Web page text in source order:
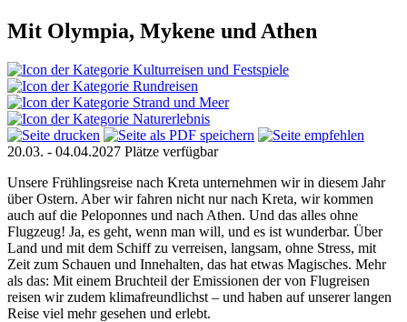
Mit Olympia, Mykene und Athen
20.03. - 04.04.2027 Plätze verfügbar
Unsere Frühlingsreise nach Kreta unternehmen wir in diesem Jahr
über Ostern. Aber wir fahren nicht nur nach Kreta, wir kommen
auch auf die Peloponnes und nach Athen. Und das alles ohne
Flugzeug! Ja, es geht, wenn man will, und es ist wunderbar. Über
Land und mit dem Schiff zu verreisen, langsam, ohne Stress, mit
Zeit zum Schauen und Innehalten, das hat etwas Magisches. Mehr
als das: Mit einem Bruchteil der Emissionen der von Flugreisen
reisen wir zudem klimafreundlichst – und haben auf unserer langen
Reise viel mehr gesehen und erlebt.